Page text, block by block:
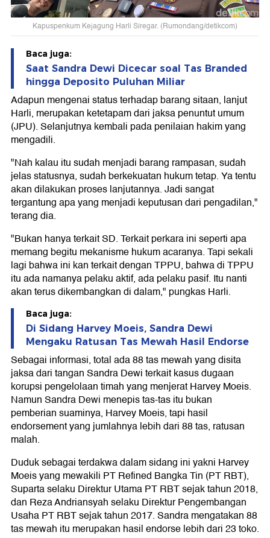
Kapuspenkum Kejagung Harli Siregar. (Rumondang/detikcom)
Baca juga:
Saat Sandra Dewi Dicecar soal Tas Branded
hingga Deposito Puluhan Miliar
Adapun mengenai status terhadap barang sitaan, lanjut
Harli, merupakan ketetapam dari jaksa penuntut umum
(JPU). Selanjutnya kembali pada penilaian hakim yang
mengadili.
"Nah kalau itu sudah menjadi barang rampasan, sudah
jelas statusnya, sudah berkekuatan hukum tetap. Ya tentu
akan dilakukan proses lanjutannya. Jadi sangat
tergantung apa yang menjadi keputusan dari pengadilan,"
terang dia.
"Bukan hanya terkait SD. Terkait perkara ini seperti apa
memang begitu mekanisme hukum acaranya. Tapi sekali
lagi bahwa ini kan terkait dengan TPPU, bahwa di TPPU
itu ada namanya pelaku aktif, ada pelaku pasif. Itu nanti
akan terus dikembangkan di dalam," pungkas Harli.
Baca juga:
Di Sidang Harvey Moeis, Sandra Dewi
Mengaku Ratusan Tas Mewah Hasil Endorse
Sebagai informasi, total ada 88 tas mewah yang disita
jaksa dari tangan Sandra Dewi terkait kasus dugaan
korupsi pengelolaan timah yang menjerat Harvey Moeis.
Namun Sandra Dewi menepis tas-tas itu bukan
pemberian suaminya, Harvey Moeis, tapi hasil
endorsement yang jumlahnya lebih dari 88 tas, ratusan
malah.
Duduk sebagai terdakwa dalam sidang ini yakni Harvey
Moeis yang mewakili PT Refined Bangka Tin (PT RBT),
Suparta selaku Direktur Utama PT RBT sejak tahun 2018,
dan Reza Andriansyah selaku Direktur Pengembangan
Usaha PT RBT sejak tahun 2017. Sandra mengatakan 88
tas mewah itu merupakan hasil endorse lebih dari 23 toko.